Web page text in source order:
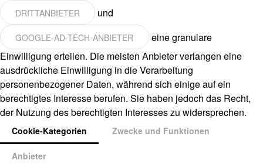
DRITTANBIETER und
GOOGLE-AD-TECH-ANBIETER
eine granulare
Einwilligung erteilen. Die meisten Anbieter verlangen eine
ausdrückliche Einwilligung in die Verarbeitung
personenbezogener Daten, während sich einige auf ein
berechtigtes Interesse berufen. Sie haben jedoch das Recht,
der Nutzung des berechtigten Interesses zu widersprechen.
Cookie-Kategorien Zwecke und Funktionen
Anbieter